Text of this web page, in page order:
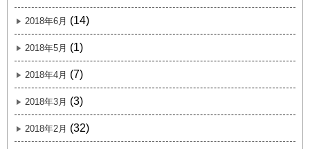
2018年6月 (14)
2018年5月 (1)
2018年4月 (7)
2018年3月 (3)
2018年2月 (32)